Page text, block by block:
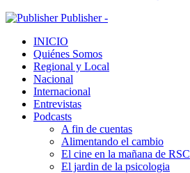
Publisher -
INICIO
Quiénes Somos
Regional y Local
Nacional
Internacional
Entrevistas
Podcasts
A fin de cuentas
Alimentando el cambio
El cine en la mañana de RSC
El jardin de la psicologia